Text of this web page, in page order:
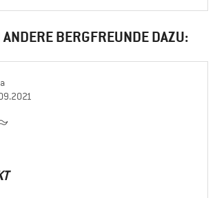
ANDERE BERGFREUNDE DAZU: